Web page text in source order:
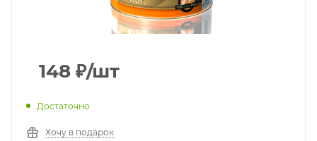
148 ₽/шт
Достаточно
Хочу в подарок